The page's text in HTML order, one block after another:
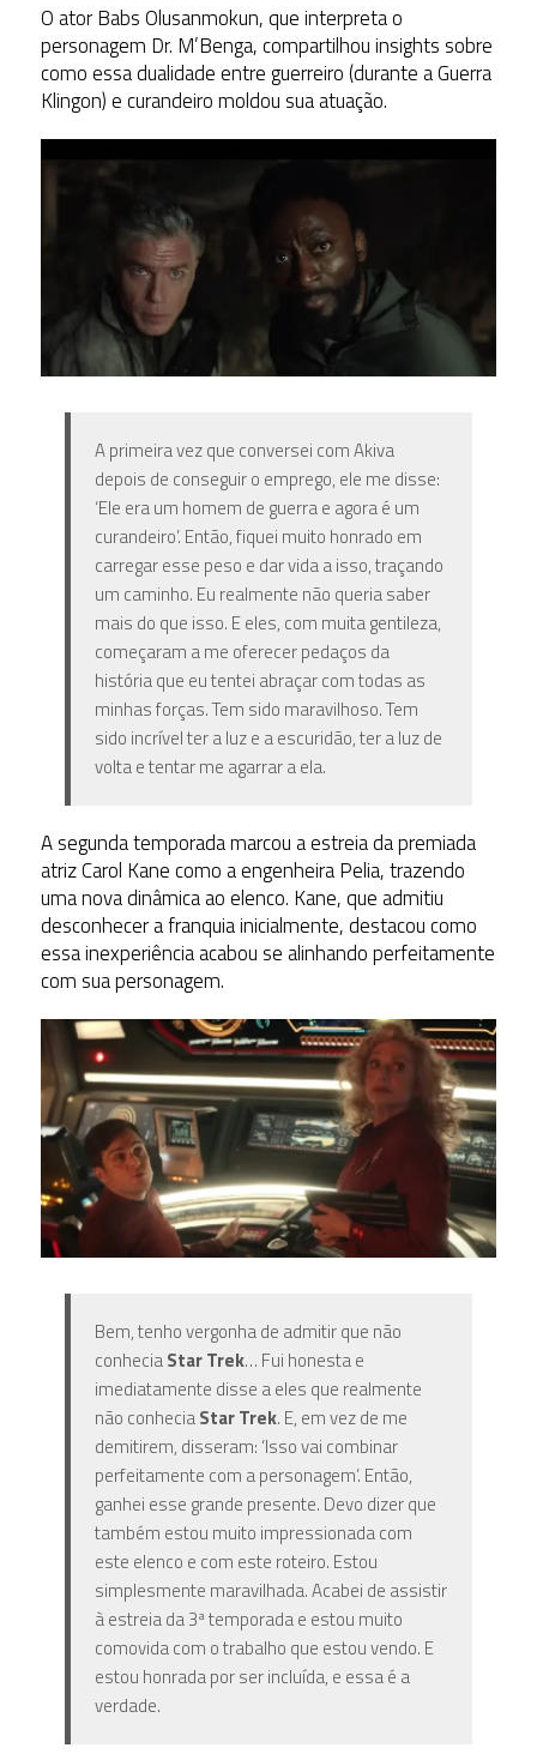
O ator Babs Olusanmokun,queinterpretao
personagem Dr. M’Benga,compartilhouinsights sobre
comoessadualidadeentre guerreiro (durante a Guerra
Klingon)ecurandeiromoldou sua atuação.
A primeira vez que conversei com Akiva
depois de conseguir o emprego, ele me disse:
‘Ele era um homem de guerra e agora é um
curandeiro’. Então, fiquei muito honrado em
carregar esse peso e dar vida a isso, traçando
um caminho. Eu realmente não queria saber
mais do que isso. E eles, com muita gentileza,
começaram a me oferecer pedaços da
história que eu tentei abraçar com todas as
minhas forças. Tem sido maravilhoso. Tem
sido incrível ter a luz e a escuridão, ter a luz de
volta e tentar me agarrar a ela.
A segundatemporadamarcou aestreiadapremiada
atrizCarol Kanecomo aengenheira Pelia,trazendo
umanovadinâmica aoelenco. Kane,que admitiu
desconhecer afranquiainicialmente,destacoucomo
essainexperiência acabou se alinhandoperfeitamente
com suapersonagem.
Bem, tenho vergonha de admitir que não
conheciaStar Trek… Fui honesta e
imediatamente disse a eles que realmente
não conheciaStar Trek. E, em vez de me
demitirem, disseram: ‘Isso vai combinar
perfeitamente com a personagem’. Então,
ganhei esse grande presente. Devo dizer que
também estou muito impressionada com
este elenco e com este roteiro. Estou
simplesmente maravilhada. Acabei de assistir
à estreia da 3ª temporada e estou muito
comovida com o trabalho que estou vendo. E
estou honrada por ser incluída, e essa é a
verdade.